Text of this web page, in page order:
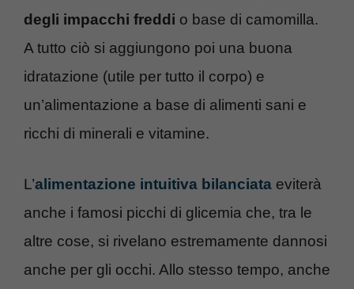
degli impacchi freddi o base di camomilla.
A tutto ciò si aggiungono poi una buona
idratazione (utile per tutto il corpo) e
un’alimentazione a base di alimenti sani e
ricchi di minerali e vitamine.
L’alimentazione intuitiva bilanciata eviterà
anche i famosi picchi di glicemia che, tra le
altre cose, si rivelano estremamente dannosi
anche per gli occhi. Allo stesso tempo, anche